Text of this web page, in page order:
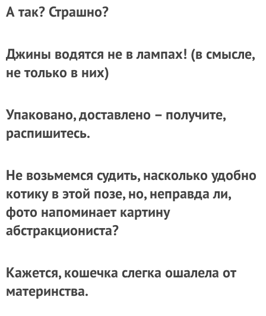
А так? Страшно?
Джины водятся не в лампах! (в смысле,
не только в них)
Упаковано, доставлено – получите,
распишитесь.
Не возьмемся судить, насколько удобно
котику в этой позе, но, неправда ли,
фото напоминает картину
абстракциониста?
Кажется, кошечка слегка ошалела от
материнства.